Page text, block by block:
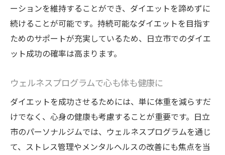
ーションを維持することができ、ダイエットを諦めずに
続けることが可能です。持続可能なダイエットを目指す
ためのサポートが充実しているため、日立市でのダイエ
ット成功の確率は高まります。
ウェルネスプログラムで心も体も健康に
ダイエットを成功させるためには、単に体重を減らすだ
けでなく、心身の健康も考慮することが重要です。日立
市のパーソナルジムでは、ウェルネスプログラムを通じ
て、ストレス管理やメンタルヘルスの改善にも焦点を当